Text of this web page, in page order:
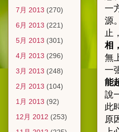
一
源
止
相
無
一
能
說
此
原
7月 2013 (270)
6月 2013 (221)
5月 2013 (301)
4月 2013 (296)
3月 2013 (248)
2月 2013 (104)
1月 2013 (92)
12月 2012 (253)